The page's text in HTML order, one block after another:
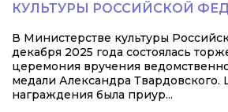
КУЛЬТУРЫ РОССИЙСКОЙ
В Министерстве культуры
декабря 2025 года состоялась
церемония вручения
медали Александра Твардовского.
награждения была приур...